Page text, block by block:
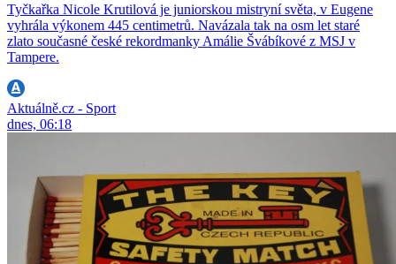
Tyčkařka Nicole Krutilová je juniorskou mistryní světa, v Eugene
vyhrála výkonem 445 centimetrů. Navázala tak na osm let staré
zlato současné české rekordmanky Amálie Švábíkové z MSJ v
Tampere.
Aktuálně.cz - Sport
dnes, 06:18